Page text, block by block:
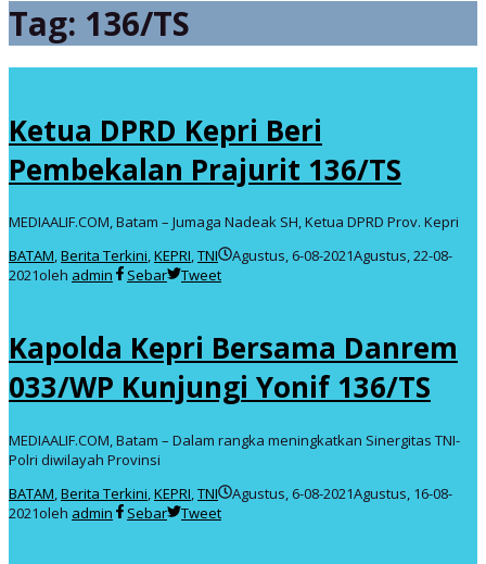
Tag: 136/TS
Ketua DPRD Kepri Beri
Pembekalan Prajurit 136/TS
MEDIAALIF.COM, Batam – Jumaga Nadeak SH, Ketua DPRD Prov. Kepri
BATAM,Berita Terkini,KEPRI,TNI Agustus, 6-08-2021Agustus, 22-08-
2021oleh admin Sebar Tweet
Kapolda Kepri Bersama Danrem
033/WP Kunjungi Yonif 136/TS
MEDIAALIF.COM, Batam – Dalam rangka meningkatkan Sinergitas TNI-
Polri diwilayah Provinsi
BATAM Berita Terkini KEPRI TNI Agustus, 6-08-2021Agustus, 16-08-
2021oleh admin Sebar Tweet